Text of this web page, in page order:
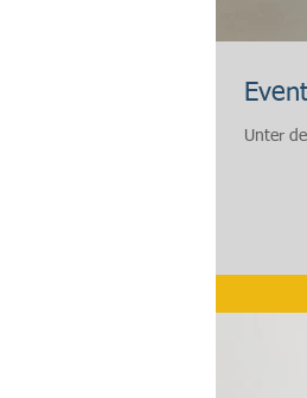
Unter